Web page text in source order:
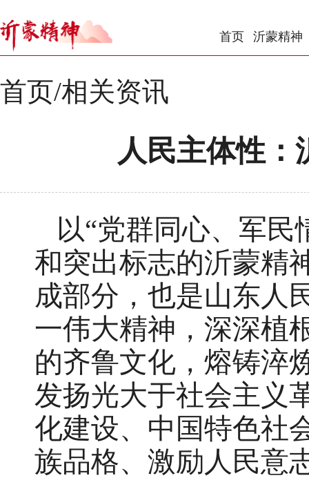
首页 沂蒙精神
首页/相关资讯
人民主体性：
以“党群同心、军
和突出标志的沂蒙精
成部分，也是山东人
一伟大精神，深深植
的齐鲁文化，熔铸淬
发扬光大于社会主义
化建设、中国特色社
族品格、激励人民意